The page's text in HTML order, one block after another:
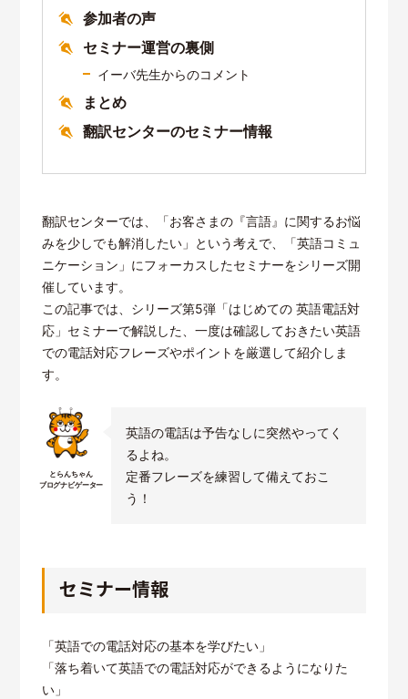
参加者の声
セミナー運営の裏側
イーバ先生からのコメント
まとめ
翻訳センターのセミナー情報
翻訳センターでは、「お客さまの『言語』に関するお悩
みを少しでも解消したい」という考えで、「英語コミュ
ニケーション」にフォーカスしたセミナーをシリーズ開
催しています。
この記事では、シリーズ第5弾「はじめての 英語電話対
応」セミナーで解説した、一度は確認しておきたい英語
での電話対応フレーズやポイントを厳選して紹介しま
す。
とらんちゃん
ブログナビゲーター
英語の電話は予告なしに突然やってく
るよね。
定番フレーズを練習して備えておこ
う！
セミナー情報
「英語での電話対応の基本を学びたい」
「落ち着いて英語での電話対応ができるようになりた
い」